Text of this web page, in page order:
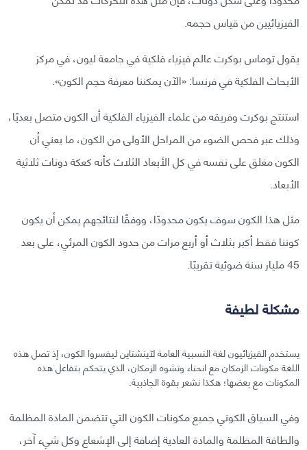
الفيزيائيين من قياس حجمه.
يقول توماس بوكرت عالم فيزياء فلكية في جامعة ليون، في مركز
الأبحاث الفلكية في فرنسا: «الآن يمكننا معرفة حجم الكون».
استنتج بوكرت وفريقه من علماء الفيزياء الفلكية أن الكون متصل بعديًا،
وذلك عبر فحص الضوء من المراحل الأولى من الكون، ما يعني أن
الكون مغلق على نفسه في كل الأبعاد الثلاث كأنه كعكة دونات ثلاثية
الأبعاد.
مثل هذا الكون سوف يكون محدودًا، ووفقًا لنتائجهم يمكن أن يكون
كوننا فقط أكبر بثلاث أو أربع مرات من حدود الكون المرئي، على بعد
45 مليار سنة ضوئية تقريبًا.
مشكلة لطيفة
يستخدم الفيزيائيون لغة النسبية العامة لآينشتاين ليفسروا الكون، إذ تصل هذه
اللغة مكونات الزمكان مع انحناء وتشوه الزمكان، الذي يتحكم بتفاعل هذه
المكونات مع بعضها؛ هكذا نشعر بقوة الجاذبية.
وفي السياق الكوني جميع مكونات الكون التي تتضمن المادة المظلمة
والطاقة المظلمة والمادة العادية إضافة إلى الإشعاع وكل شيء آخر،